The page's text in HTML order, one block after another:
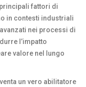
fattori di
in contesti industriali
nei processi di
l’impatto
valore nel lungo
un vero abilitatore